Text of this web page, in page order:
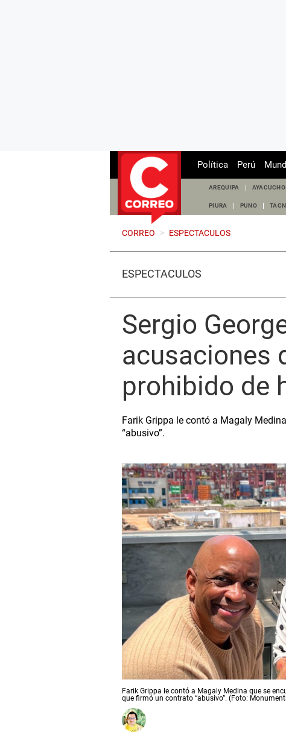
Política Perú
AREQUIPA AYACUCHO
PIURA PUNO
CORREO > ESPECTACULOS
ESPECTÁCULOS
Sergio
acusaciones
prohibido de
Farik Grippa le contó a Magaly
“abusivo”.
Farik Grippa le contó a Magaly Medina que se
que firmó un contrato “abusivo”. (Foto: